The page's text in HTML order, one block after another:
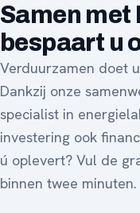
Samen met
bespaart u
Verduurzamen doet
Dankzij onze
specialist in
investering ook
ú oplevert? Vul de
binnen twee minuten.